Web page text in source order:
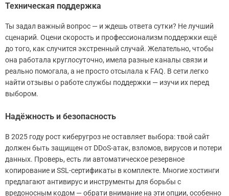
Техническая поддержка
Ты задал важный вопрос — и ждешь ответа сутки? Не лучший
сценарий. Оцени скорость и профессионализм поддержки ещё
до того, как случится экстренный случай. Желательно, чтобы
она работала круглосуточно, имела разные каналы связи и
реально помогала, а не просто отсылала к FAQ. В сети легко
найти отзывы о работе службы поддержки — изучи их перед
выбором.
Надёжность и безопасность
В 2025 году рост киберугроз не оставляет выбора: твой сайт
должен быть защищен от DDoS-атак, взломов, вирусов и потери
данных. Проверь, есть ли автоматическое резервное
копирование и SSL-сертификаты в комплекте. Многие хостинги
предлагают антивирус и инструменты для борьбы с
вредоносным кодом — обрати внимание на эти опции, особенно